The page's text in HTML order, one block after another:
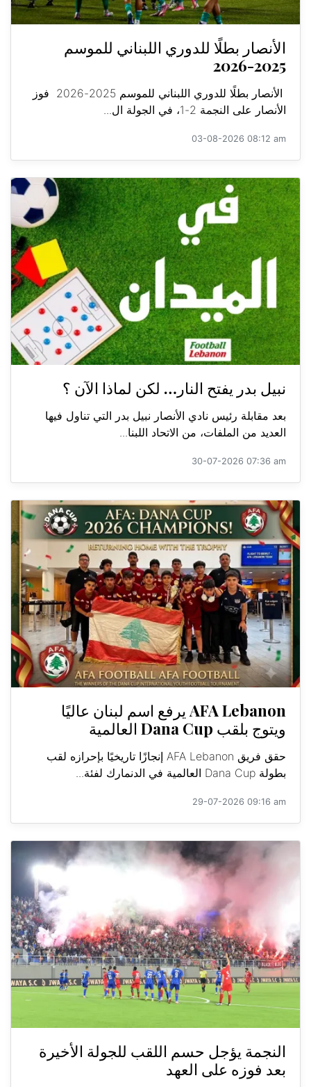
الأنصار بطلًا للدوري اللبناني للموسم
2025-2026
الأنصار بطلًا للدوري اللبناني للموسم 2025-2026 فوز
الأنصار على النجمة 2-1، في الجولة ال...
03-08-2026 08:12 am
نبيل بدر يفتح النار… لكن لماذا الآن ؟
بعد مقابلة رئيس نادي الأنصار نبيل بدر التي تناول فيها
العديد من الملفات، من الاتحاد اللبنا...
30-07-2026 07:36 am
AFA Lebanon يرفع اسم لبنان عاليًا
ويتوج بلقب Dana Cup العالمية
حقق فريق AFA Lebanon إنجازًا تاريخيًا بإحرازه لقب
بطولة Dana Cup العالمية في الدنمارك لفئة...
29-07-2026 09:16 am
النجمة يؤجل حسم اللقب للجولة الأخيرة
بعد فوزه على العهد